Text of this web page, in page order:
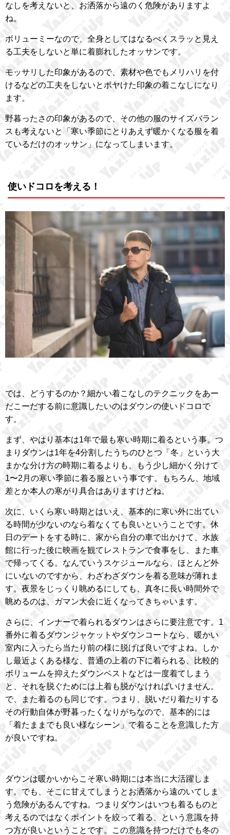
なしを考えないと、お洒落から遠のく危険がありますよ
ね。
ボリューミーなので、全身としてはなるべくスラッと見え
る工夫をしないと単に着膨れしたオッサンです。
モッサリした印象があるので、素材や色でもメリハリを付
けるなどの工夫をしないとボヤけた印象の着こなしになり
ます。
野暮ったさの印象があるので、その他の服のサイズバラン
スも考えないと「寒い季節にとりあえず暖かくなる服を着
ているだけのオッサン」になってしまいます。
使いドコロを考える！
では、どうするのか？細かい着こなしのテクニックをあー
だこーだする前に意識したいのはダウンの使いドコロで
す。
まず、やはり基本は1年で最も寒い時期に着るという事。つ
まりダウンは1年を4分割したうちのひとつ「冬」という大
まかな分け方の時期に着るよりも、もう少し細かく分けて
1〜2月の寒い季節に着る服という事です。もちろん、地域
差とか本人の寒がり具合はありますけどね。
次に、いくら寒い時期とはいえ、基本的に寒い外に出てい
る時間が少ないのなら着なくても良いということです。休
日のデートをする時に、家から自分の車で出かけて、水族
館に行った後に映画を観てレストランで食事をし、また車
で帰ってくる。なんていうスケジュールなら、ほとんど外
にいないのですから、わざわざダウンを着る意味が薄れま
す。夜景をじっくり眺めるにしても、真冬に長い時間外で
眺めるのは、ガマン大会に近くなってきちゃいます。
さらに、インナーで着られるダウンはさらに要注意です。1
番外に着るダウンジャケットやダウンコートなら、暖かい
室内に入ったら当たり前の様に脱げば良いですよね。しか
し最近よくある様な、普通の上着の下に着られる、比較的
ボリュームを抑えたダウンベストなどは一度着てしまう
と、それを脱ぐためには上着も脱がなければいけません。
で、また着るのも同じです。つまり、脱いだり着たりする
その行動自体が野暮ったくなりがちなので、基本的には
「着たままでも良い様なシーン」で着ることを意識した方
が良いですね。
ダウンは暖かいからこそ寒い時期には本当に大活躍しま
す。でも、そこに甘えてしまうとお洒落から遠のいてしま
う危険があるんですね。つまりダウンはいつも着るものと
考えるのではなくポイントを絞って着る、という意識を持
つ方が良いということです。この意識を持つだけでも冬の